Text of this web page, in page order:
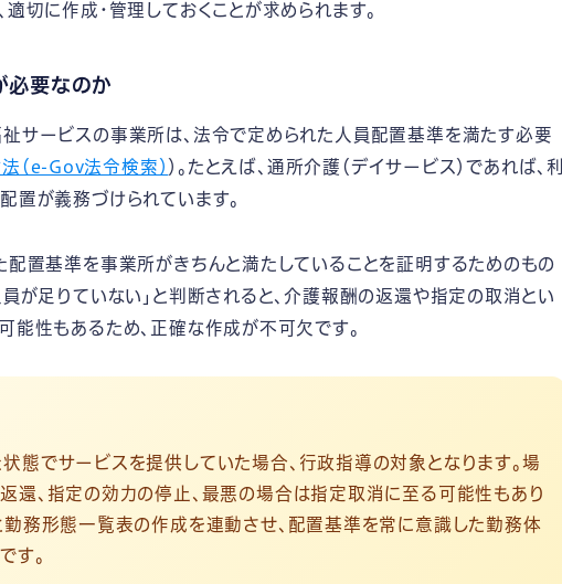
切に作成・管理しておくことが求められます。
必要なのか
サービスの事業所は、法令で定められた人員配置基準を満たす必要
（e-Gov法令検索） ）。たとえば、通所介護（デイサービス）であれば、利
置が義務づけられています。
配置基準を事業所がきちんと満たしていることを証明するためのもの
が足りていない」と判断されると、介護報酬の返還や指定の取消とい
能性もあるため、正確な作成が不可欠です。
態でサービスを提供していた場合、行政指導の対象となります。場
還、指定の効力の停止、最悪の場合は指定取消に至る可能性もあり
勤務形態一覧表の作成を連動させ、配置基準を常に意識した勤務体
す。